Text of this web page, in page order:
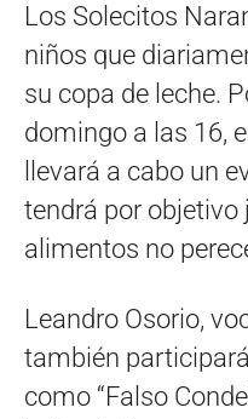
Los Solecitos
niños que
su copa de leche.
domingo a las 16,
llevará a cabo un
tendrá por objetivo
alimentos no
Leandro Osorio,
también
como “Falso